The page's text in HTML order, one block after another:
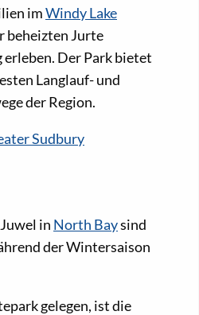
imWindy Lake
beheizten Jurte
Der Park bietet
Langlauf- und
der Region.
Sudbury
in North Baysind
der Wintersaison
gelegen, ist die